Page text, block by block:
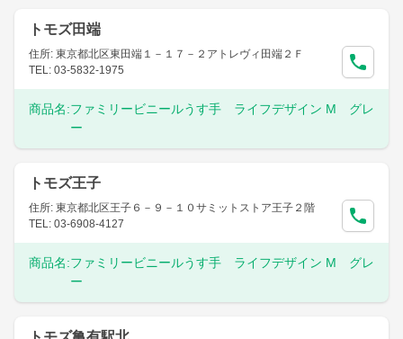
トモズ田端
住所: 東京都北区東田端１－１７－２アトレヴィ田端２Ｆ
TEL: 03-5832-1975
商品名:ファミリービニールうす手 ライフデザイン M グレ
ー
トモズ王子
住所: 東京都北区王子６－９－１０サミットストア王子２階
TEL: 03-6908-4127
商品名:ファミリービニールうす手 ライフデザイン M グレ
ー